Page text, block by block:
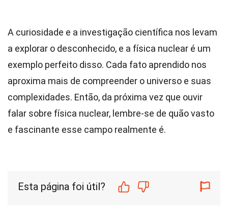
A curiosidade e a investigação científica nos levam
a explorar o desconhecido, e a física nuclear é um
exemplo perfeito disso. Cada fato aprendido nos
aproxima mais de compreender o universo e suas
complexidades. Então, da próxima vez que ouvir
falar sobre física nuclear, lembre-se de quão vasto
e fascinante esse campo realmente é.
Esta página foi útil?